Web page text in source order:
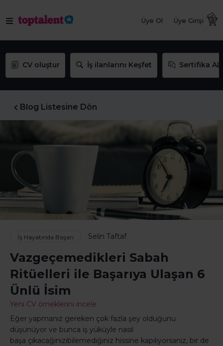
Üye Ol Üye Girişi
CV oluştur İş ilanlarını Keşfet Sertifika AL
Blog Listesine Dön
İş Hayatında Başarı Selin Taftaf
Vazgeçemedikleri Sabah
Ritüelleri ile Başarıya Ulaşan 6
Ünlü İsim
Yeni CV örneklerini incele
Eğer yapmanız gereken çok fazla şey olduğunu
düşünüyor ve bunca iş yüküyle nasıl
başa çıkacağınızıbilemediğiniz hissine kapılıyorsanız, bir de